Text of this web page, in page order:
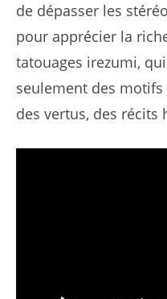
de dépasser les
pour apprécier la
tatouages irezumi,
seulement des
des vertus, des